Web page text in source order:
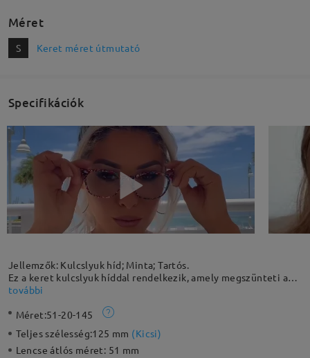
Méret
S Keret méret útmutató
Specifikációk
Jellemzők: Kulcslyuk híd; Minta; Tartós.
Ez a keret kulcslyuk híddal rendelkezik, amely megszünteti a
nyomást az orr tetején. Ez a könnyű keret minden alkalomra
mindennapi megjelenéshez. Kérjük, vegye figyelembe: Az
eyeglasses valódi mintája kissé eltérhet a képen láthatótól.
további
Méret:51-20-145
Teljes szélesség:125 mm (Kicsi)
Lencse átlós méret: 51 mm